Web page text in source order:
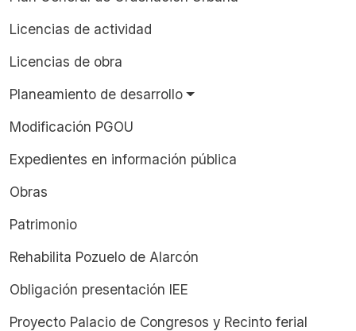
Licencias de actividad
Licencias de obra
Planeamiento de desarrollo
Modificación PGOU
Expedientes en información pública
Obras
Patrimonio
Rehabilita Pozuelo de Alarcón
Obligación presentación IEE
Proyecto Palacio de Congresos y Recinto ferial